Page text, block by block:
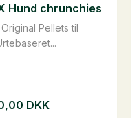
Pellets til
Hund chrunchies
DKK